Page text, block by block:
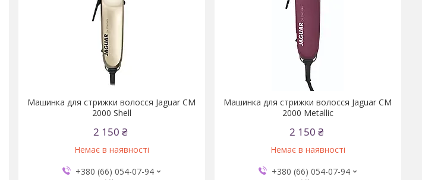
Машинка для стрижки волосся Jaguar CM
2000 Shell
2 150 ₴
Немає в наявності
+380 (66) 054-07-94
Машинка для стрижки волосся Jaguar CM
2000 Metallic
2 150 ₴
Немає в наявності
+380 (66) 054-07-94